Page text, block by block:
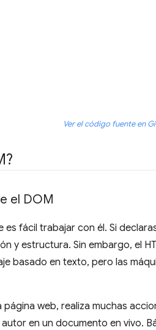
Ver el código fuente en
el DOM
es fácil trabajar con él. Si
y estructura. Sin embargo, el
basado en texto, pero las
web, realiza muchas
en un documento en vivo.